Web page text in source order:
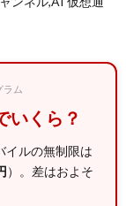
ラム
いくら？
イルの無制限は
）。差はおよそ